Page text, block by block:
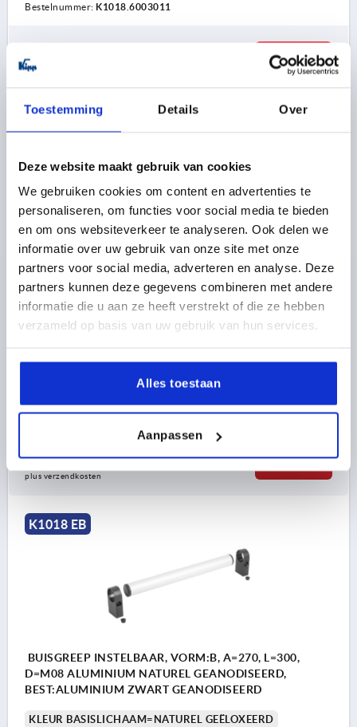
Toestemming Details Over
Deze website maakt gebruik van cookies
We gebruiken cookies om content en advertenties te
personaliseren, om functies voor social media te bieden
en om ons websiteverkeer te analyseren. Ook delen we
informatie over uw gebruik van onze site met onze
partners voor social media, adverteren en analyse. Deze
partners kunnen deze gegevens combineren met andere
informatie die u aan ze heeft verstrekt of die ze hebben
verzameld op basis van uw gebruik van hun services.
Alles toestaan
Aanpassen
Bestelnummer: K1018.6003011
excl. BTW
plus verzendkosten
DETAILS
K1018 EB
BUISGREEP INSTELBAAR, VORM:B, A=220, L=250,
D=M08 ALUMINIUM NATUREL GEANODISEERD,
BEST:ALUMINIUM ZWART GEANODISEERD
KLEUR BASISLICHAAM=NATUREL GEËLOXEERD
MONTAGEGAT=M8
LENGTE=250
Bestelnummer:K1018.2503012
27,54 €
plus verzendkosten
K1018 EB
BUISGREEP INSTELBAAR, VORM:B, A=270, L=300,
D=M08 ALUMINIUM NATUREL GEANODISEERD,
BEST:ALUMINIUM ZWART GEANODISEERD
KLEUR BASISLICHAAM=NATUREL GEËLOXEERD